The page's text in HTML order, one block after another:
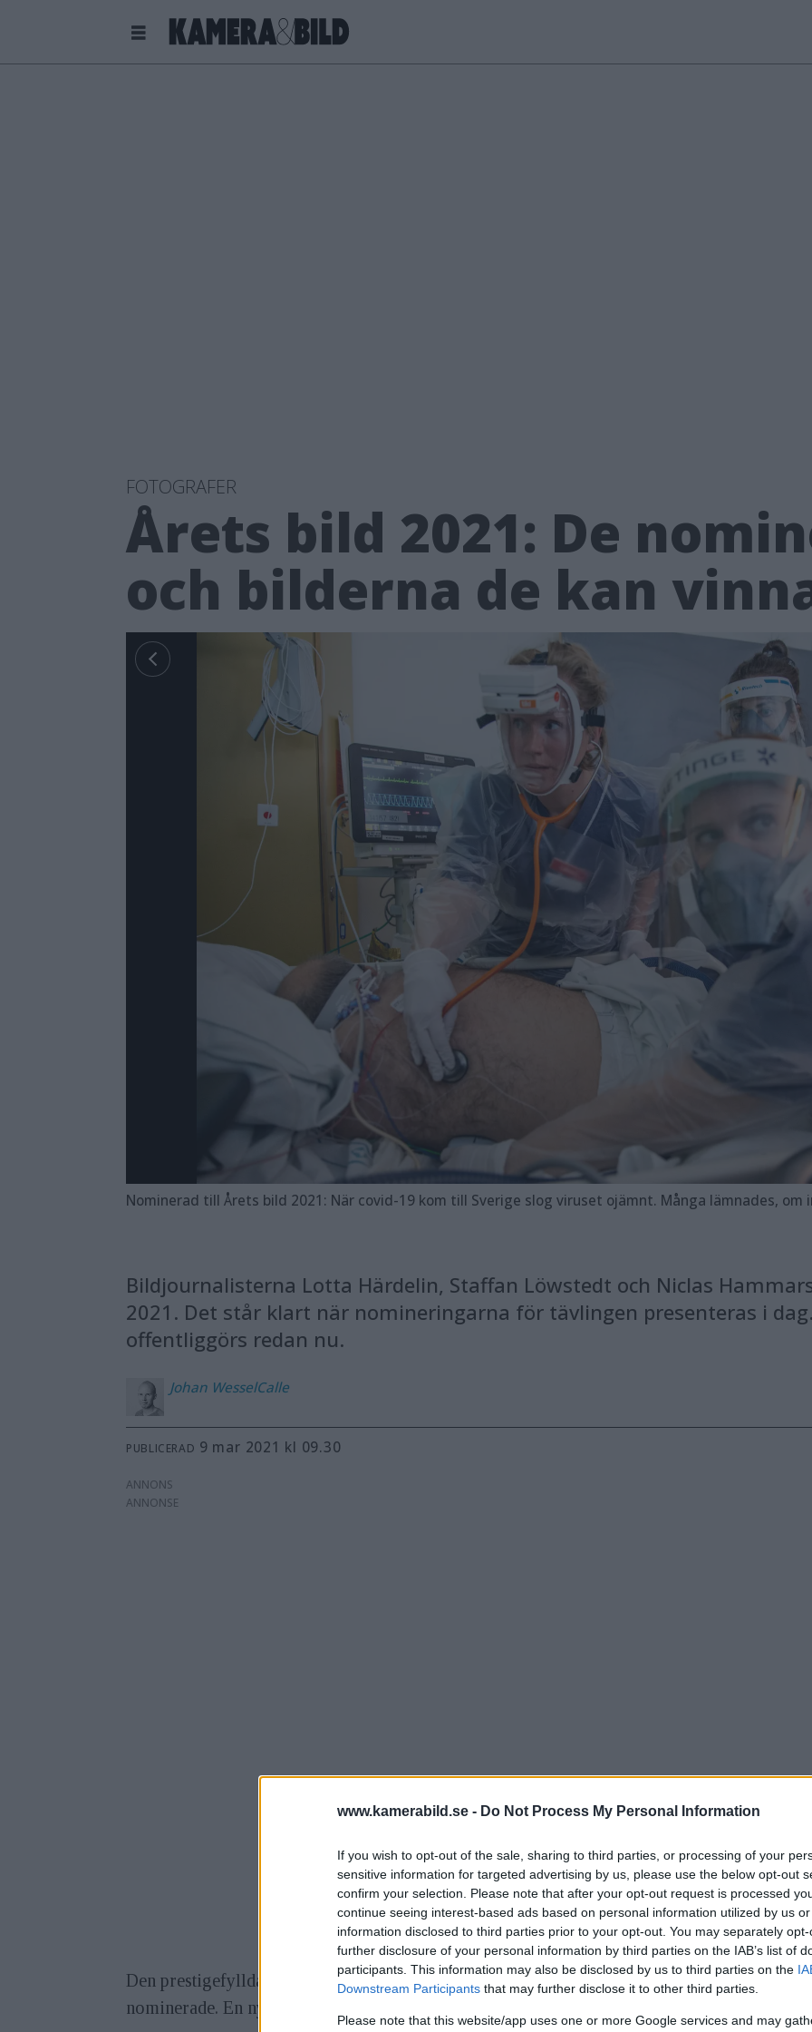
www.kamerabild.se - Do Not Process My Personal Information
If you wish to opt-out of the sale, sharing to third parties, or processing of your
sensitive information for targeted advertising by us, please use the below opt-out
confirm your selection. Please note that after your opt-out request is processed
continue seeing interest-based ads based on personal information utilized by us
information disclosed to third parties prior to your opt-out. You may separately
further disclosure of your personal information by third parties on the IAB’s list of
participants. This information may also be disclosed by us to third parties on the
Downstream Participants that may further disclose it to other third parties.
Please note that this website/app uses one or more Google services and may
FOTOGRAFER
Årets bild 2021: De
och bilderna de kan
Nominerad till Årets bild 2021: När covid-19 kom till Sverige slog viruset ojämnt. Många lämnades, om inte oberörda, så i alla fall friska. Men tusentals familjer förlorade sina nära och kära på ett sätt som världen aldrig tidigare skådat. Andra arbetade på utbrändhetens gräns för att rädda liv. I alla dessa
Bildjournalisterna Lotta Härdelin, Staffan Löwstedt och Niclas
2021. Det står klart när nomineringarna för tävlingen presenteras i
offentliggörs redan nu.
Johan WesselCalle
PUBLICERAD 9 mar 2021 kl 09.30
ANNONS
Den prestigefyllda fototävlingen Årets bild, där Sveriges bildjournalister tävlar med sina
nominerade. En nyhet är att vi redan nu får veta i vilka kategorier deras bilder kan vinna,